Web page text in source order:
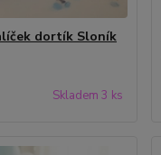
dortík Sloník
Skladem 3 ks